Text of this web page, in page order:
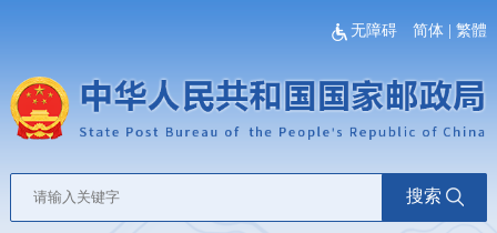
无障碍 简体 |繁體
搜索